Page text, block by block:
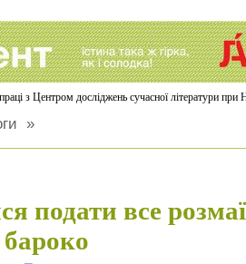
з Центром досліджень сучасної літератури
»
подати все